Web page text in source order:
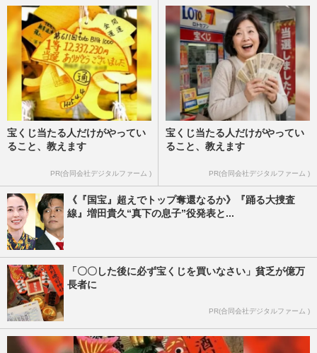
宝くじ当たる人だけがやってい
ること、教えます
PR(合同会社デジタルファーム )
宝くじ当たる人だけがやってい
ること、教えます
PR(合同会社デジタルファーム )
《『国宝』超えでトップ奪還なるか》『踊る大捜査
線』増田貴久“真下の息子”役発表と...
「〇〇した後に必ず宝くじを買いなさい」貧乏が億万
長者に
PR(合同会社デジタルファーム )